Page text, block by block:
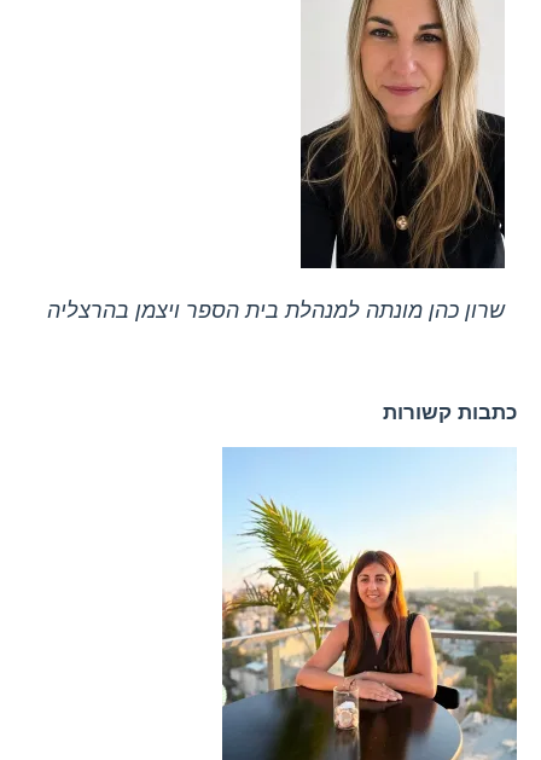
שרון כהן מונתה למנהלת בית הספר ויצמן בהרצליה
כתבות קשורות